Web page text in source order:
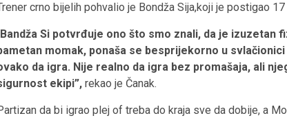
crno bijelih pohvalio je Bondža Sija,koji je postigao
Bandža Si potvrđuje ono što smo znali, da je izuzetan
momak, ponaša se besprijekorno u
da igra. Nije realno da igra bez promašaja, ali
ekipi”, rekao je Čanak.
da bi igrao plej of treba do kraja sve da dobije, a